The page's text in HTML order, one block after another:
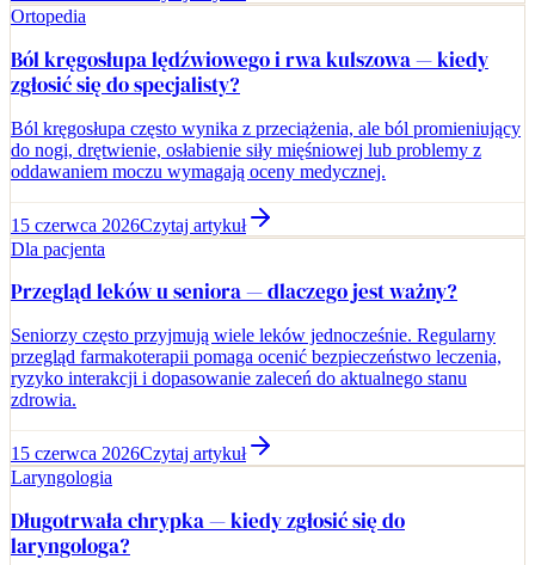
Ortopedia
Ból kręgosłupa lędźwiowego i rwa kulszowa — kiedy
zgłosić się do specjalisty?
Ból kręgosłupa często wynika z przeciążenia, ale ból promieniujący
do nogi, drętwienie, osłabienie siły mięśniowej lub problemy z
oddawaniem moczu wymagają oceny medycznej.
15 czerwca 2026Czytaj artykuł
Dla pacjenta
Przegląd leków u seniora — dlaczego jest ważny?
Seniorzy często przyjmują wiele leków jednocześnie. Regularny
przegląd farmakoterapii pomaga ocenić bezpieczeństwo leczenia,
ryzyko interakcji i dopasowanie zaleceń do aktualnego stanu
zdrowia.
15 czerwca 2026Czytaj artykuł
Laryngologia
Długotrwała chrypka — kiedy zgłosić się do
laryngologa?